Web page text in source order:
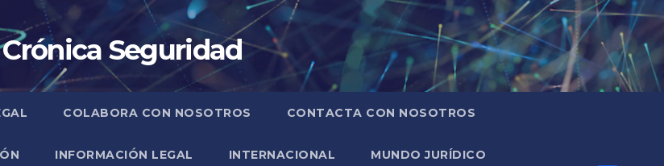
Crónica Seguridad
COLABORA CON NOSOTROS CONTACTA CON NOSOTROS
INFORMACIÓN LEGAL INTERNACIONAL MUNDO JURÍDICO